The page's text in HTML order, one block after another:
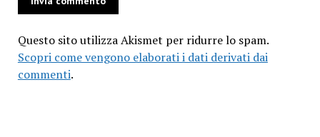
Questo sito utilizza Akismet per ridurre lo spam.
Scopri come vengono elaborati i dati derivati dai
commenti.